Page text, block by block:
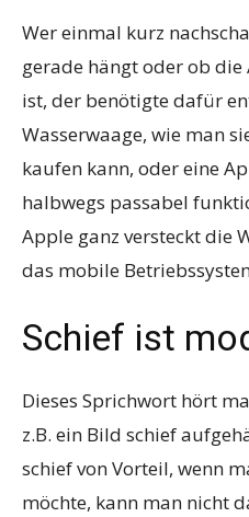
Wer einmal kurz
gerade hängt oder ob
ist, der benötigte dafür
Wasserwaage, wie man
kaufen kann, oder eine
halbwegs passabel
Apple ganz versteckt die
das mobile
Schief ist
Dieses Sprichwort hört
z.B. ein Bild schief
schief von Vorteil, wenn
möchte, kann man nicht